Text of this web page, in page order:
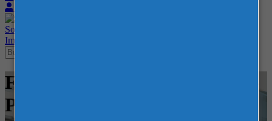
Sobre
Imprensa
Feiras - Expotrade - Curitiba -
PR - Feira Internacional -